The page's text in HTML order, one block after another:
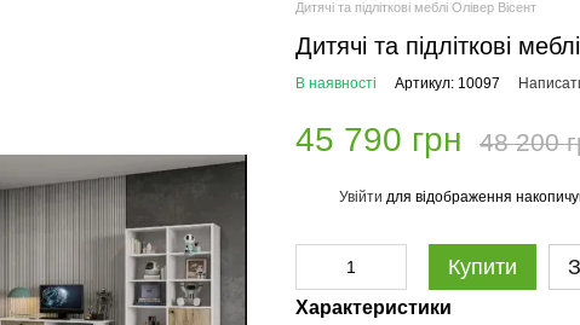
Дитячі та підліткові меблі Олівер Вісент
Дитячі та підліткові
В наявності Артикул: 10097
45 790 грн 48 200
Увійти для відображення
Купити
Характеристики